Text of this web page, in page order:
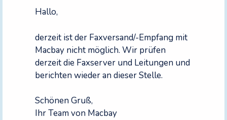
Hallo,
derzeit ist der Faxversand/-Empfang mit
Macbay nicht möglich. Wir prüfen
derzeit die Faxserver und Leitungen und
berichten wieder an dieser Stelle.
Schönen Gruß,
Ihr Team von Macbay